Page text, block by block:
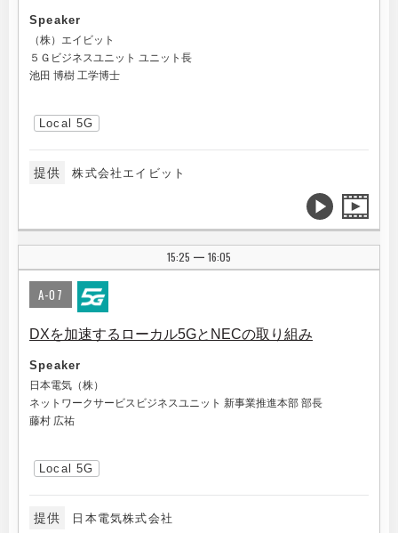
Speaker
（株）エイビット
５Ｇビジネスユニット ユニット長
池田 博樹 工学博士
Local 5G
提供 株式会社エイビット
15:25 | 16:05
A-07
DXを加速するローカル5GとNECの取り組み
Speaker
日本電気（株）
ネットワークサービスビジネスユニット 新事業推進本部 部長
藤村 広祐
Local 5G
提供 日本電気株式会社